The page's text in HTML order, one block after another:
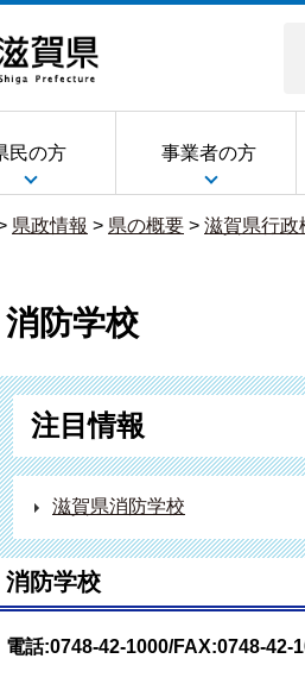
民の方 事業者の方
県政情報 > 県の概要 > 滋賀県行政
消防学校
注目情報
滋賀県消防学校
消防学校
電話:0748-42-1000/FAX:0748-42-